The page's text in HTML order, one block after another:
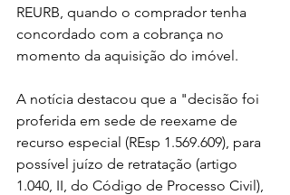
REURB, quando o comprador tenha
concordado com a cobrança no
momento da aquisição do imóvel.
A notícia destacou que a "decisão foi
proferida em sede de reexame de
recurso especial (REsp 1.569.609), para
possível juízo de retratação (artigo
1.040, II, do Código de Processo Civil),